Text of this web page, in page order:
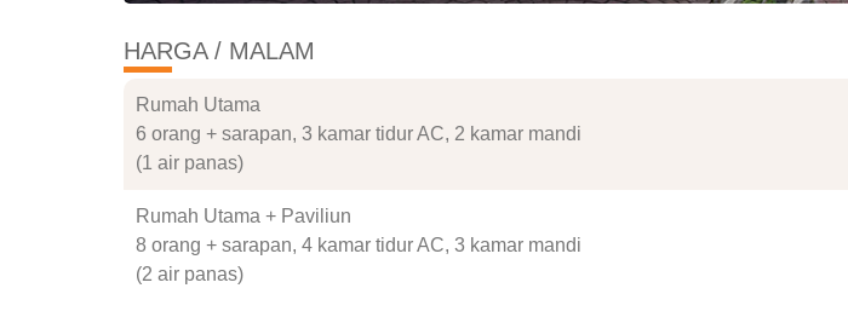
HARGA / MALAM
Rumah Utama
6 orang + sarapan, 3 kamar tidur AC, 2 kamar mandi
(1 air panas)
Rumah Utama + Paviliun
8 orang + sarapan, 4 kamar tidur AC, 3 kamar mandi
(2 air panas)